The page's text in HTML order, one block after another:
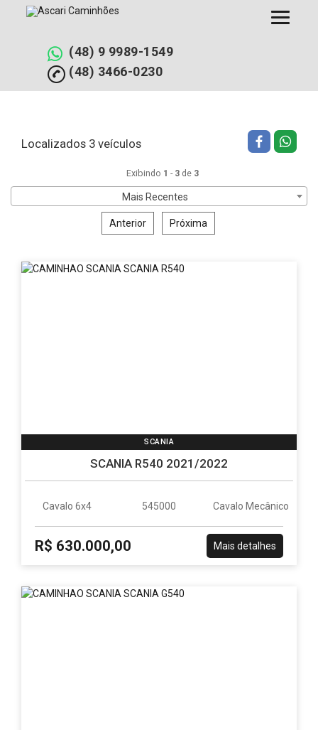
(48) 9 9989-1549
(48) 3466-0230
Filtrar busca Limpar filtros
Localizados 3 veículos
Mais Recentes
Exibindo 1 - 3 de 3
Anterior Próxima
SCANIA
SCANIA R540 2021/2022
Cavalo 6x4 545000 Cavalo Mecânico
R$ 630.000,00 Mais detalhes